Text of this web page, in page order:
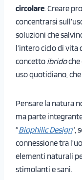
circolare. Creare
concentrarsi
soluzioni che
l’intero ciclo di
concetto ibrido
uso quotidiano,
Pensare la natura
ma parte
“Biophilic Design“,
connessione tra
elementi naturali
stimolanti e sani.